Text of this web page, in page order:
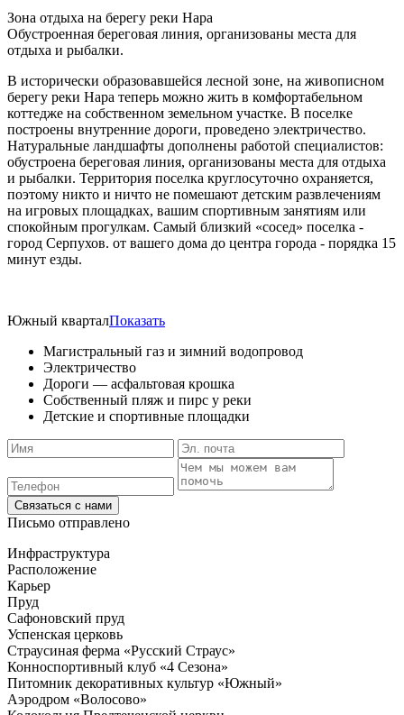
Зона отдыха на берегу реки Нара
Обустроенная береговая линия, организованы места для
отдыха и рыбалки.
В исторически образовавшейся лесной зоне, на живописном
берегу реки Нара теперь можно жить в комфортабельном
коттедже на собственном земельном участке. В поселке
построены внутренние дороги, проведено электричество.
Натуральные ландшафты дополнены работой специалистов:
обустроена береговая линия, организованы места для отдыха
и рыбалки. Территория поселка круглосуточно охраняется,
поэтому никто и ничто не помешают детским развлечениям
на игровых площадках, вашим спортивным занятиям или
спокойным прогулкам. Самый близкий «сосед» поселка -
город Серпухов. от вашего дома до центра города - порядка 15
минут езды.
Южный кварталПоказать
Магистральный газ и зимний водопровод
Электричество
Дороги — асфальтовая крошка
Собственный пляж и пирс у реки
Детские и спортивные площадки
Связаться с нами
Письмо отправлено
Инфраструктура
Расположение
Карьер
Пруд
Сафоновский пруд
Успенская церковь
Страусиная ферма «Русский Страус»
Конноспортивный клуб «4 Сезона»
Питомник декоративных культур «Южный»
Аэродром «Волосово»